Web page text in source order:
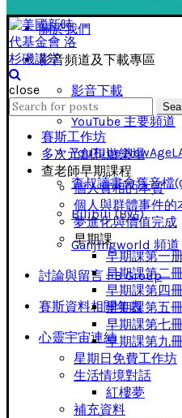
關於我們
影音頻道及下載專區
影音下載
YouTube 主要頻道
YouTube
查叔讀書會舊音檔
Bilibili (B站)
Ganjingworld 頻道
討論與留言 FB Group
賽斯資料相關年表
心靈宇宙連結
close
Search
for:
賽斯工作坊
多次元創想遊樂場
查老師早期課程
個人實相的本質
個人與群體事件的
夢進化與價值完成
早期課
早期課第一
早期課第二
早期課第四
早期課第五
早期課第七
早期課第九
星期日免費工作坊
生活情境對話
紅樓夢
補充資料